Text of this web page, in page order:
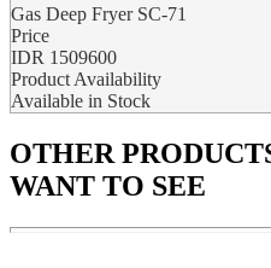
Gas Deep Fryer SC-71
Price
IDR 1509600
Product Availability
Available in Stock
OTHER
WANT TO SEE